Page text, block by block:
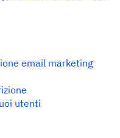
email marketing
utenti